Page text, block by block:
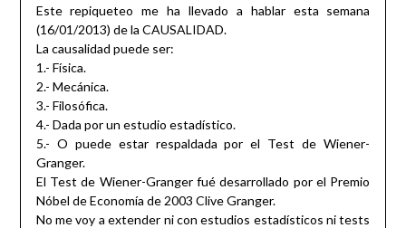
Este repiqueteo me ha llevado a hablar esta semana
(16/01/2013) de la CAUSALIDAD.
La causalidad puede ser:
1.- Física.
2.- Mecánica.
3.- Filosófica.
4.- Dada por un estudio estadístico.
5.- O puede estar respaldada por el Test de Wiener-
Granger.
El Test de Wiener-Granger fué desarrollado por el Premio
Nóbel de Economía de 2003 Clive Granger.
No me voy a extender ni con estudios estadísticos ni tests